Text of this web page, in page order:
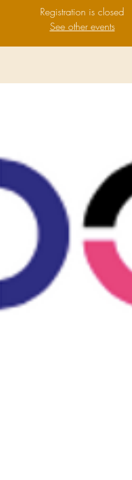
Registration is closed
See other events